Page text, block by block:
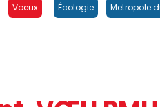
Voeux Écologie Metropole